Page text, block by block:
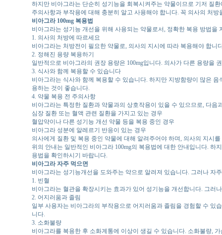
하지만 비아그라는 단순히 성기능을 회복시켜주는 약물이므로 기저 질
주의사항과 부작용에 대해 충분히 알고 사용해야 합니다. 꼭 의사의 처
비아그라 100mg 복용법
비아그라는 성기능 개선을 위해 사용되는 약물로서, 정확한 복용 방법을
1. 의사의 처방에 따르세요
비아그라는 처방전이 필요한 약물로, 의사의 지시에 따라 복용해야 합
2. 정해진 용량 복용하기
일반적으로 비아그라의 권장 용량은 100mg입니다. 의사가 다른 용량을
3. 식사와 함께 복용할 수 있습니다
비아그라는 식사와 함께 복용할 수 있습니다. 하지만 지방함량이 많은
용하는 것이 좋습니다.
4. 약물 복용 전 주의사항
비아그라는 특정한 질환과 약물과의 상호작용이 있을 수 있으므로, 다음
심장 질환 또는 혈액 관련 질환을 가지고 있는 경우
혈압약이나 다른 성기능 개선 약물 등을 복용 중인 경우
비아그라 성분에 알레르기 반응이 있는 경우
의사에게 질환 및 복용 중인 약물에 대해 알려주어야 하며, 의사의 지시
위의 안내는 일반적인 비아그라 100mg의 복용법에 대한 안내입니다.
용법을 확인하시기 바랍니다.
비아그라 자주 먹으면
비아그라는 성기능개선을 도와주는 약으로 알려져 있습니다. 그러나 자
1. 빈혈
비아그라는 혈관을 확장시키는 효과가 있어 성기능을 개선합니다. 그러
2. 어지러움과 졸림
일부 사용자는 비아그라의 부작용으로 어지러움과 졸림을 경험할 수 있
니다.
3. 소화불량
비아그라를 복용한 후 소화계통에 이상이 생길 수 있습니다. 소화불량,